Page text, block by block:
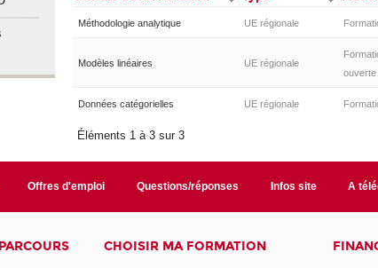
Méthodologie analytique UE régionale
Modèles linéaires UE régionale
ouverte
Données catégorielles UE régionale
Éléments 1 à 3 sur 3
Offres d'emploi Questions/réponses Infos site A
CHOISIR MA FORMATION